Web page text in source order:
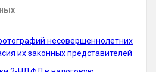
несовершеннолетних
их законных представителей